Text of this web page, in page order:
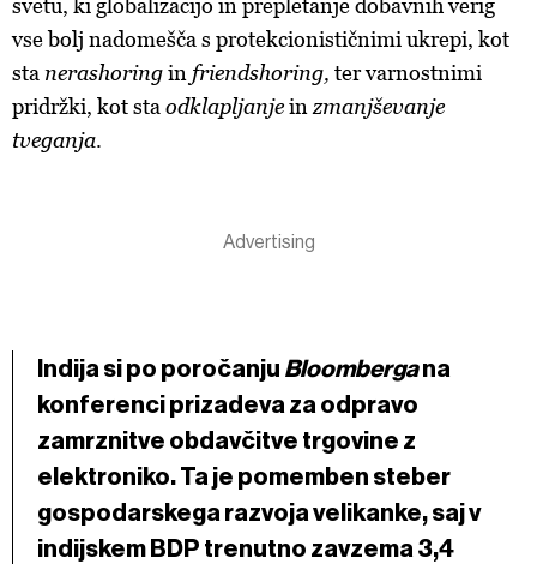
svetu, ki globalizacijo in prepletanje dobavnih verig
vse bolj nadomešča s protekcionističnimi ukrepi, kot
sta nerashoringin friendshoring, ter varnostnimi
pridržki, kot sta odklapljanjein zmanjševanje
tveganja.
Indija si po poročanju Bloombergana
konferenci prizadeva za odpravo
zamrznitve obdavčitve trgovine z
elektroniko. Ta je pomemben steber
gospodarskega razvoja velikanke, saj v
indijskem BDP trenutno zavzema 3,4